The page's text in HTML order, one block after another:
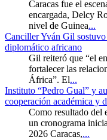
Caracas fue el
encargada, Delcy
nivel de Guinea...
Canciller Yván Gil sostuvo
diplomático africano
Gil reiteró que “el
fortalecer las
África”. El...
Instituto “Pedro Gual” y
cooperación académica y
Como resultado del
un cronograma
2026 Caracas,...